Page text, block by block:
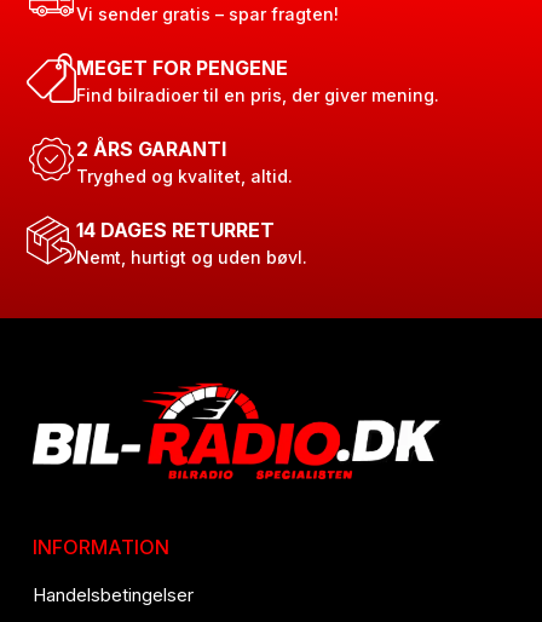
Vi sender gratis – spar fragten!
MEGET FOR PENGENE
Find bilradioer til en pris, der giver mening.
2 ÅRS GARANTI
Tryghed og kvalitet, altid.
14 DAGES RETURRET
Nemt, hurtigt og uden bøvl.
INFORMATION
Handelsbetingelser